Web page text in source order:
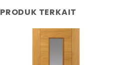
PRODUK TERKAIT